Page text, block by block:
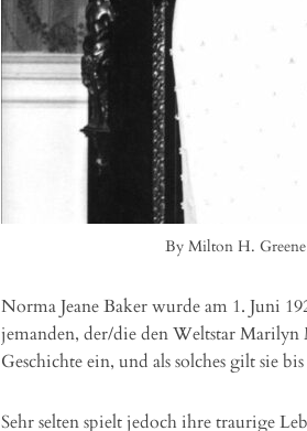
By Milton H.
Norma Jeane Baker wurde am 1. Juni
jemanden, der/die den Weltstar
Geschichte ein, und als solches gilt sie
Sehr selten spielt jedoch ihre traurige